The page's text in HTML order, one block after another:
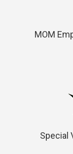
MOM
Special